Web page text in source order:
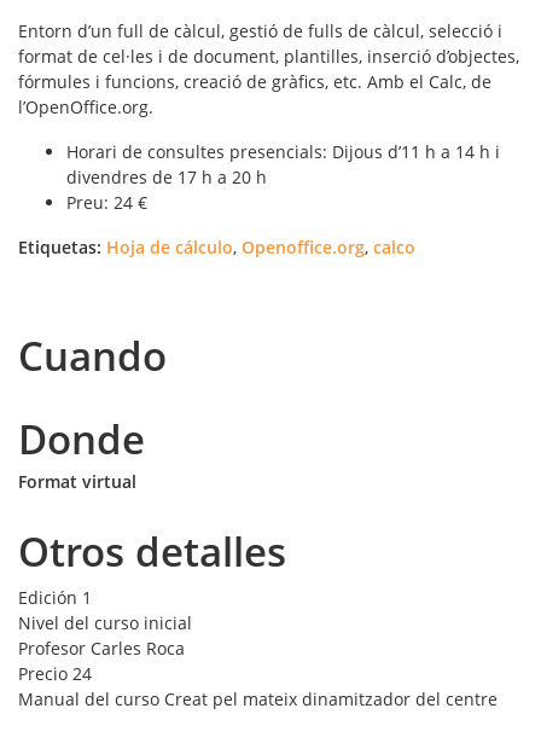
Entorn d’un full de càlcul, gestió de fulls de càlcul, selecció i
format de cel·les i de document, plantilles, inserció d’objectes,
fórmules i funcions, creació de gràfics, etc. Amb el Calc, de
l’OpenOffice.org.
Horari de consultes presencials: Dijous d’11 h a 14 h i
divendres de 17 h a 20 h
Preu: 24 €
Etiquetas: Hoja de cálculo, Openoffice.org, calco
Cuando
Donde
Format virtual
Otros detalles
Edición 1
Nivel del curso inicial
Profesor Carles Roca
Precio 24
Manual del curso Creat pel mateix dinamitzador del centre